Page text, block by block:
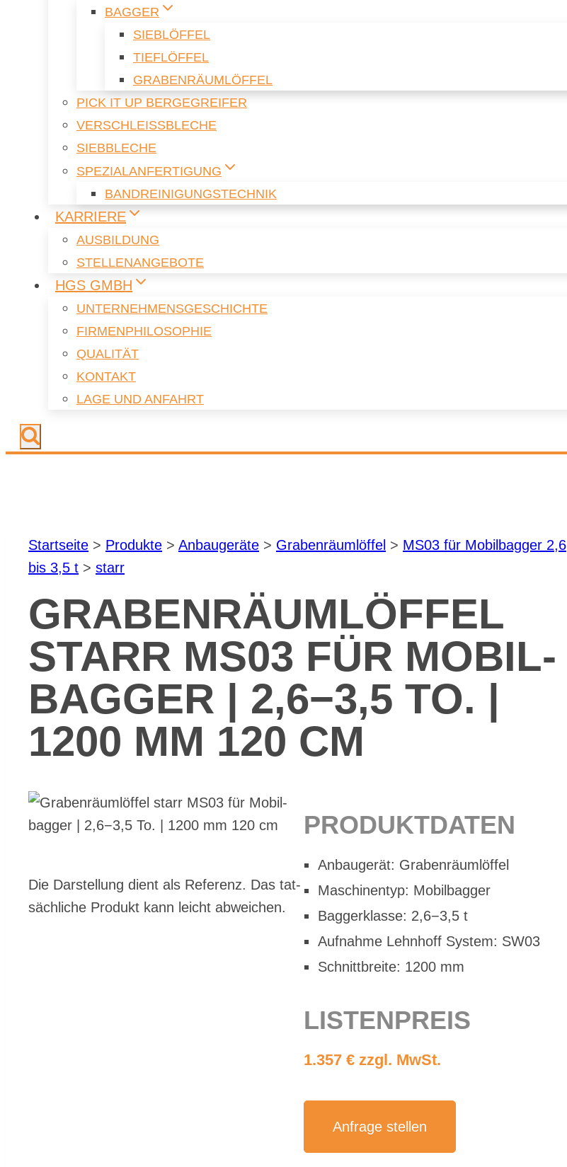
BAG­GER
SIEB­LÖF­FEL
TIEF­LÖF­FEL
GRA­BEN­RÄUM­LÖF­FEL
PICK IT UP BER­GE­G­REI­FER
VER­SCHLEISS­BLE­CHE
SIEB­BLE­CHE
SPE­ZI­AL­AN­FER­TI­GUNG
BAND­REI­NI­GUNGS­TECH­NIK
KAR­RIE­RE
AUS­BIL­DUNG
STEL­LEN­AN­GE­BO­TE
HGS GMBH
UN­TER­NEH­MENS­GE­SCHICH­TE
FIR­MEN­PHI­LO­SO­PHIE
QUA­LI­TÄT
KON­TAKT
LAGE UND AN­FAHRT
Start­sei­te > Pro­duk­te > An­bau­ge­rä­te > Gra­ben­räum­löf­fel > MS03 für Mo­bil­bag­ger 2,6
bis 3,5 t > starr
GRA­BEN­RÄUM­LÖF­FEL
STARR MS03 FÜR MO­BIL­
BAG­GER | 2,6−3,5 TO. |
1200 MM 120 CM
Die Dar­stel­lung dient als Re­fe­renz. Das tat­
säch­li­che Pro­dukt kann leicht ab­wei­chen.
PRO­DUKT­DA­TEN
An­bau­ge­rät: Gra­ben­räum­löf­fel
Ma­schi­nen­typ: Mo­bil­bag­ger
Bag­ger­klas­se: 2,6−3,5 t
Auf­nah­me Lehn­hoff Sys­tem: SW03
Schnitt­brei­te: 1200 mm
LIS­TEN­PREIS
1.357 € zzgl. MwSt.
An­fra­ge stel­len